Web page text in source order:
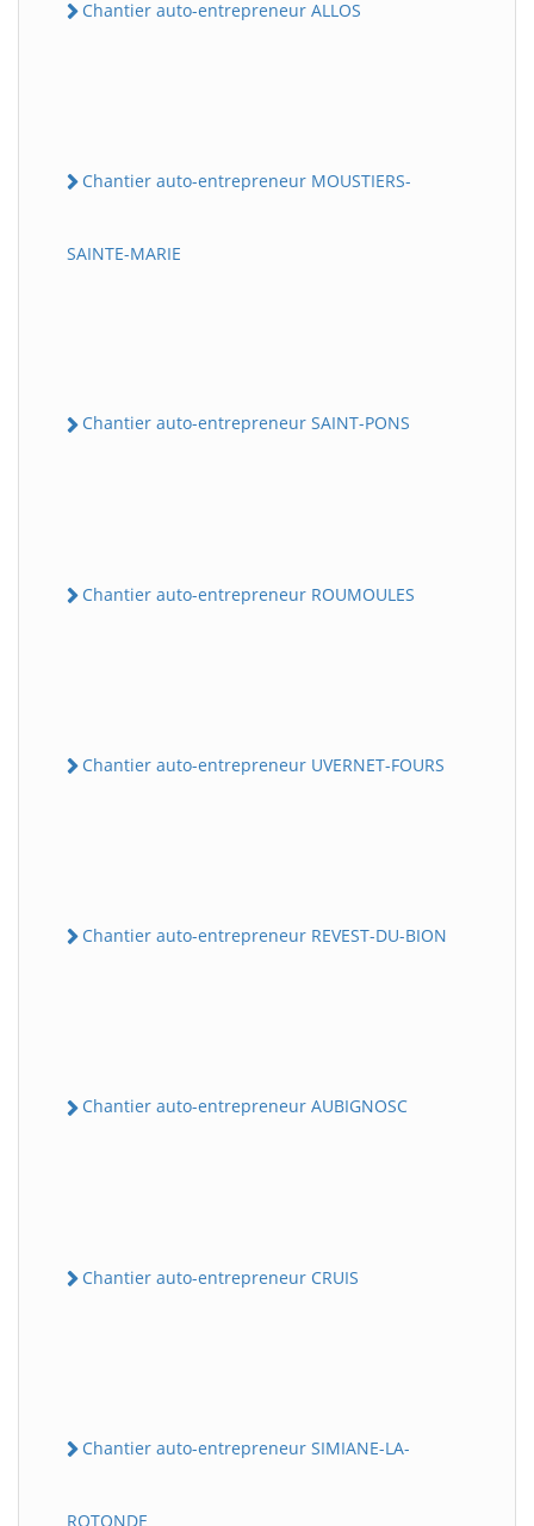
Chantier auto-entrepreneur ALLOS
Chantier auto-entrepreneur MOUSTIERS-
SAINTE-MARIE
Chantier auto-entrepreneur SAINT-PONS
Chantier auto-entrepreneur ROUMOULES
Chantier auto-entrepreneur UVERNET-FOURS
Chantier auto-entrepreneur REVEST-DU-BION
Chantier auto-entrepreneur AUBIGNOSC
Chantier auto-entrepreneur CRUIS
Chantier auto-entrepreneur SIMIANE-LA-
ROTONDE